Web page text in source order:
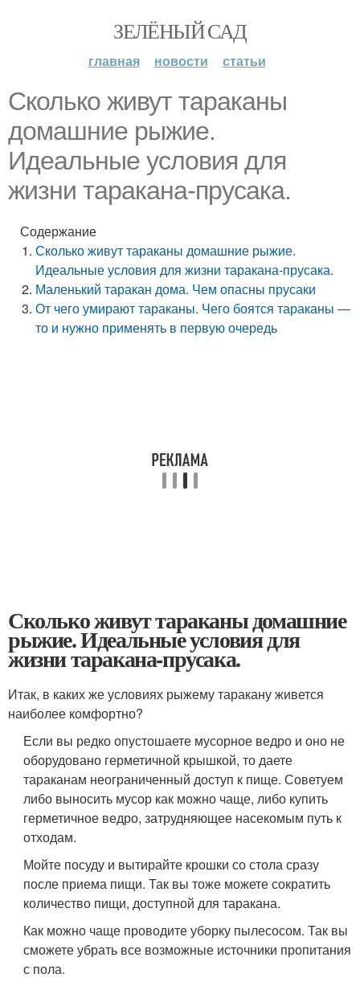
ЗЕЛЁНЫЙ САД
главная новости статьи
Сколько живут тараканы
домашние рыжие.
Идеальные условия для
жизни таракана-прусака.
Содержание
Сколько живут тараканы домашние рыжие.
Идеальные условия для жизни таракана-прусака.
Маленький таракан дома. Чем опасны прусаки
От чего умирают тараканы. Чего боятся тараканы —
то и нужно применять в первую очередь
Сколько живут тараканы домашние
рыжие. Идеальные условия для
жизни таракана-прусака.
Итак, в каких же условиях рыжему таракану живется
наиболее комфортно?
Если вы редко опустошаете мусорное ведро и оно не
оборудовано герметичной крышкой, то даете
тараканам неограниченный доступ к пище. Советуем
либо выносить мусор как можно чаще, либо купить
герметичное ведро, затрудняющее насекомым путь к
отходам.
Мойте посуду и вытирайте крошки со стола сразу
после приема пищи. Так вы тоже можете сократить
количество пищи, доступной для таракана.
Как можно чаще проводите уборку пылесосом. Так вы
сможете убрать все возможные источники пропитания
с пола.